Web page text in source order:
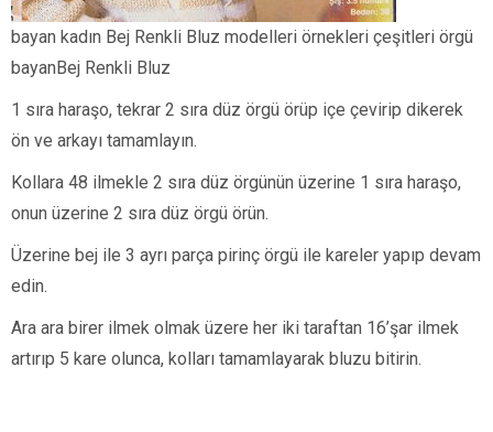
bayan kadın Bej Renkli Bluz modelleri örnekleri çeşitleri örgü
bayanBej Renkli Bluz
1 sıra haraşo, tekrar 2 sıra düz örgü örüp içe çevirip dikerek
ön ve arkayı tamamlayın.
Kollara 48 ilmekle 2 sıra düz örgünün üzerine 1 sıra haraşo,
onun üzerine 2 sıra düz örgü örün.
Üzerine bej ile 3 ayrı parça pirinç örgü ile kareler yapıp devam
edin.
Ara ara birer ilmek olmak üzere her iki taraftan 16’şar ilmek
artırıp 5 kare olunca, kolları tamamlayarak bluzu bitirin.